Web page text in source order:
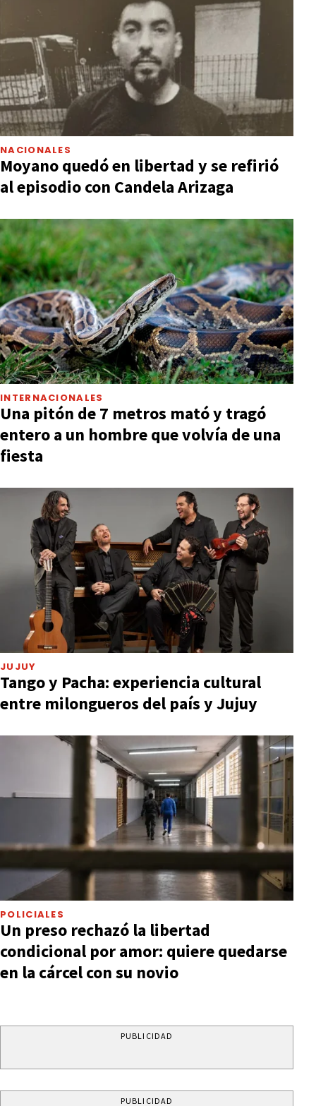
NACIONALES
Moyano quedó en libertad y se refirió
al episodio con Candela Arizaga
INTERNACIONALES
Una pitón de 7 metros mató y tragó
entero a un hombre que volvía de una
fiesta
JUJUY
Tango y Pacha: experiencia cultural
entre milongueros del país y Jujuy
POLICIALES
Un preso rechazó la libertad
condicional por amor: quiere quedarse
en la cárcel con su novio
PUBLICIDAD
PUBLICIDAD